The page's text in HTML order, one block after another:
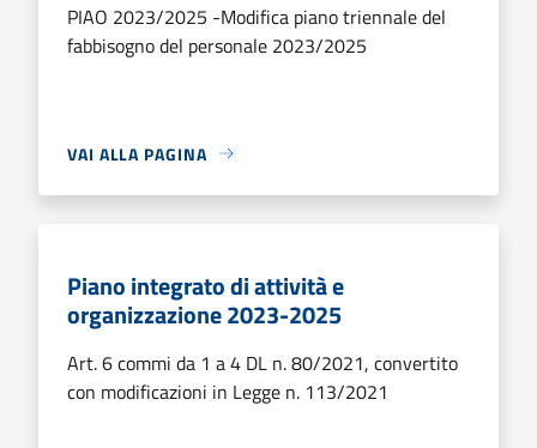
PIAO 2023/2025 -Modifica piano triennale del
fabbisogno del personale 2023/2025
VAI ALLA PAGINA
Piano integrato di attività e
organizzazione 2023-2025
Art. 6 commi da 1 a 4 DL n. 80/2021, convertito
con modificazioni in Legge n. 113/2021